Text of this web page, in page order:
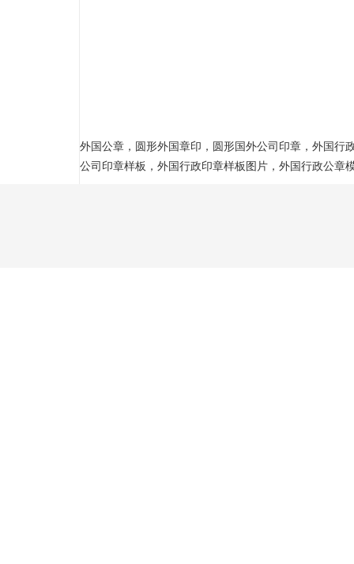
外国公章 ， 圆形外国章印 ， 圆形国外公司印章 ， 外国行
公司印章样板 ， 外国行政印章样板图片 ， 外国行政公章